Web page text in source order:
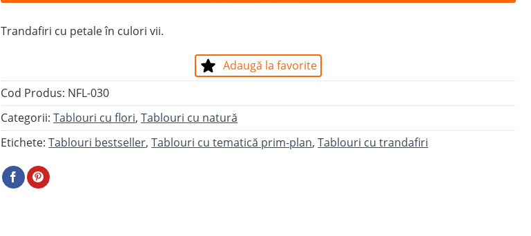
Trandafiri cu petale în culori vii.
Adaugă la favorite
Cod Produs: NFL-030
Categorii:Tablouri cu flori,Tablouri cu natură
Etichete:Tablouri bestseller,Tablouri cu tematică prim-plan,Tablouri cu trandafiri